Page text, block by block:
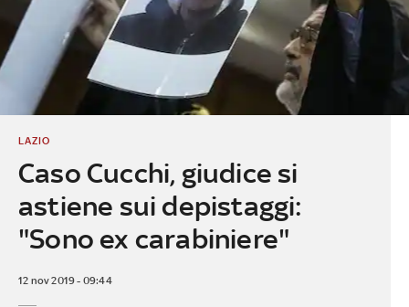
Caso Cucchi, giudice si
astiene sui depistaggi:
"Sono ex carabiniere"
LAZIO
12 nov 2019 - 09:44